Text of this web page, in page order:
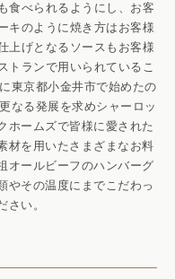
食べられるようにし、お客
キのように焼き方はお客様
上げとなるソースもお客様
トランで用いられているこ
東京都小金井市で始めたの
なる発展を求めシャーロッ
ホームズで皆様に愛された
材を用いたさまざまなお料
オールビーフのハンバーグ
やその温度にまでこだわっ
さい。